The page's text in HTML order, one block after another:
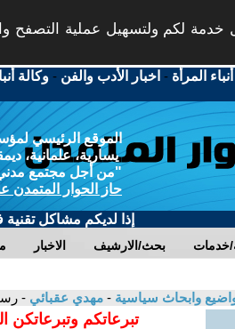
خدمة لكم ولتسهيل عملية التصفح
المرأة - اخبار الأدب والفن -وكالة
الموقع الرئيسي
يسارية، علمانية،
"من أجل مجتمع مدني
حاز الحوار المتمدن
إذا لديكم مشاكل تقنية
الاخبار بحث/الارشيف خدمات
وابحاث سياسية - مهدي عقبائي -
تبرعاتكم وتبرعاتكن